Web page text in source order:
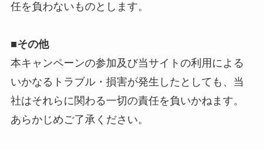
任を負わないものとします。
■その他
本キャンペーンの参加及び当サイトの利用による
いかなるトラブル・損害が発生したとしても、当
社はそれらに関わる一切の責任を負いかねます。
あらかじめご了承ください。